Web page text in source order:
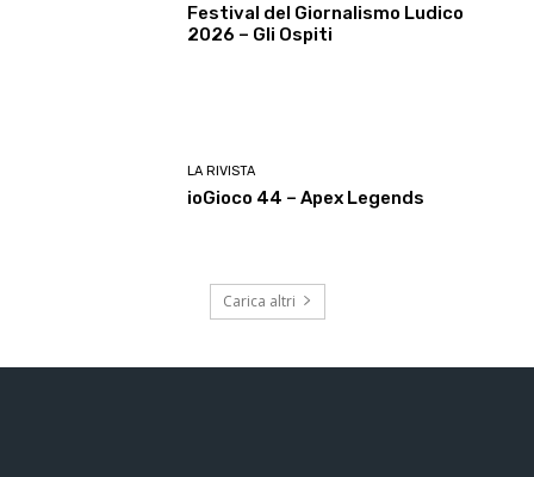
Festival del Giornalismo Ludico
2026 – Gli Ospiti
LA RIVISTA
ioGioco 44 – Apex Legends
Carica altri